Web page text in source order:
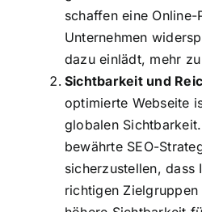
schaffen eine
Unternehmen
dazu einlädt, mehr
Sichtbarkeit und
optimierte Webseite
globalen
bewährte SEO-
sicherzustellen, dass
richtigen